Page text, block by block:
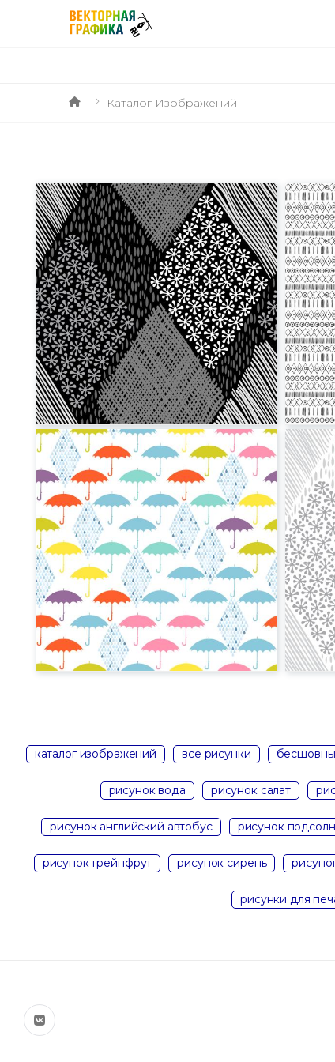
Каталог Изображений
каталог изображений все рисунки
рисунок вода рисунок салат
рисунок английский автобус рисунок
рисунок грейпфрут рисунок сирень
рисунки для